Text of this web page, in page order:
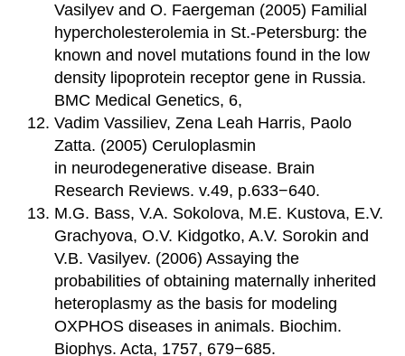
Vasilyev and O. Faergeman (2005) Familial
hypercholesterolemia in St.-Petersburg: the
known and novel mutations found in the low
density lipoprotein receptor gene in Russia.
BMC Medical Genetics, 6,
Vadim Vassiliev, Zena Leah Harris, Paolo
Zatta. (2005) Ceruloplasmin
in neurodegenerative disease. Brain
Research Reviews. v.49, p.633−640.
M.G. Bass, V.A. Sokolova, M.E. Kustova, E.V.
Grachyova, O.V. Kidgotko, A.V. Sorokin and
V.B. Vasilyev. (2006) Assaying the
probabilities of obtaining maternally inherited
heteroplasmy as the basis for modeling
OXPHOS diseases in animals. Biochim.
Biophys. Acta, 1757, 679−685.